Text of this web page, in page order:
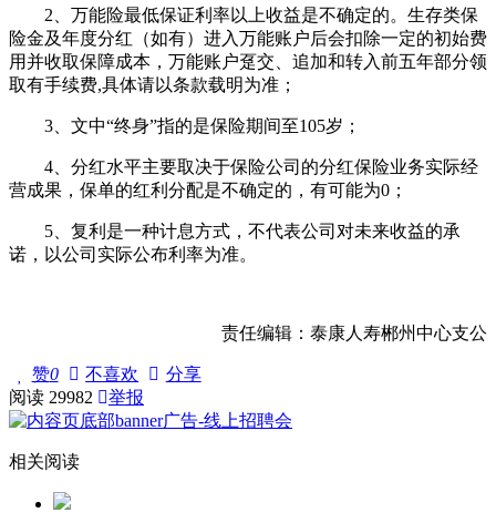
2、万能险最低保证利率以上收益是不确定的。生存类保
险金及年度分红（如有）进入万能账户后会扣除一定的初始费
用并收取保障成本，万能账户趸交、追加和转入前五年部分领
取有手续费,具体请以条款载明为准；
3、文中“终身”指的是保险期间至105岁；
4、分红水平主要取决于保险公司的分红保险业务实际经
营成果，保单的红利分配是不确定的，有可能为0；
5、复利是一种计息方式，不代表公司对未来收益的承
诺，以公司实际公布利率为准。
责任编辑：泰康人寿郴州中心支公
赞0 不喜欢
分享
阅读 29982 举报
相关阅读